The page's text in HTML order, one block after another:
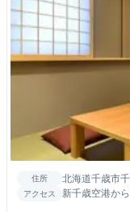
住所 北海道千歳市
アクセス 新千歳空港か